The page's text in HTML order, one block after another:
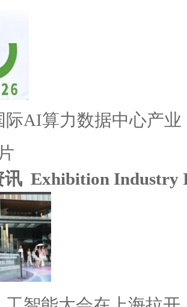
际AI算力数据中心产业
讯 Exhibition Industry